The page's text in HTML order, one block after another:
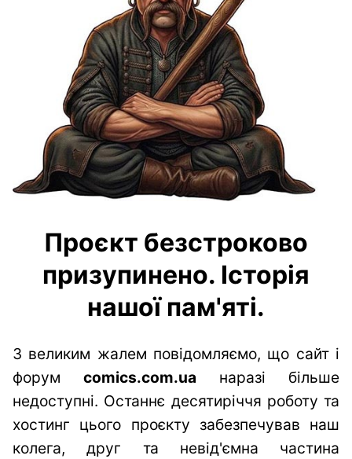
Проєкт безстроково
призупинено. Історія
нашої пам'яті.
З великим жалем повідомляємо, що сайт і
форум comics.com.ua наразі більше
недоступні. Останнє десятиріччя роботу та
хостинг цього проєкту забезпечував наш
колега, друг та невід'ємна частина